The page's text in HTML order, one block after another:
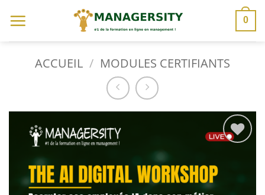
au
contenu
0
ACCUEIL / MODULES CERTIFIANTS